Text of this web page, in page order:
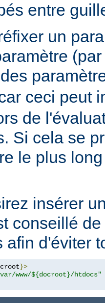
entre
un
ceci peut
de
Si cela se
le plus
insérer
conseillé
afin d'éviter
}>
www/${docroot}/htdocs"